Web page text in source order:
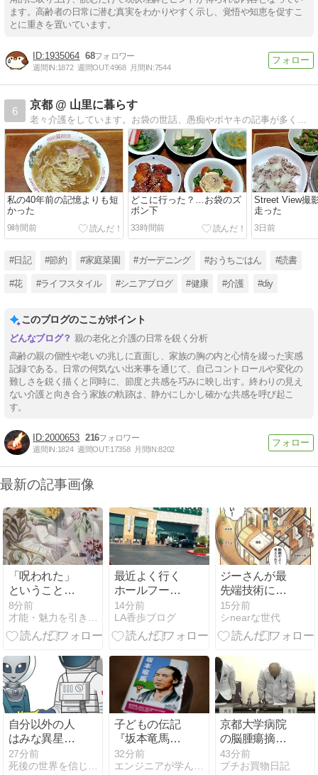
ます。高齢者の日常に潜む真実をわかりやすく示し、覚悟や知恵を促すこ
とに重きを置いています。
1935064 68
週間IN:1872 週間OUT:4968 月間IN:7544
6
京都 @ 山里に暮らす
私の40年前の記憶よりも短
かった
9時間前
どこに行った？…お袋のズ
ボン下
33時間前
Street View撮
走った
3日前
#日記 #節約 #家庭菜園 #ガーデニング #おうちごはん #読書
#花 #ライフスタイル #シニアブログ #健康 #介護 #diy
このブログのここがポイント
親の老化と介護の日常を鋭く分析
高齢の親の個性や老いの兆しに直面し、家族の胸の内と心情を綴った実感
記録である。日常の何気ない出来事を通じて、自己コントロールや変化の
難しさを鋭く描くと同時に、節度と共感を巧みに映し出す。終わりの見え
ない介護と向き合う家族の軌跡は、静かにしかし確かな共感を呼び起こ
す。
2000653 216
週間IN:1824 週間OUT:17358 月間IN:8202
最新の記事画像
「呪われた」
ということ
は・・・
8分前
最近よく行く
ホールフーズ
と梅ちゃん
14分前
LA香歩ブログ
ジーさんが最
先端技術にハ
マり、ドジャ
ースにぼやく
日曜日の話
15分前
シnearな世代
自分以外の人
はみな異星人
だと思って理
解に努める
27分前
子どもの伝記
『坂本竜馬』
を読んで。
32分前
京都大学病院
の脳腫瘍摘出
手術のミスに
驚く
43分前
プチお買物日記